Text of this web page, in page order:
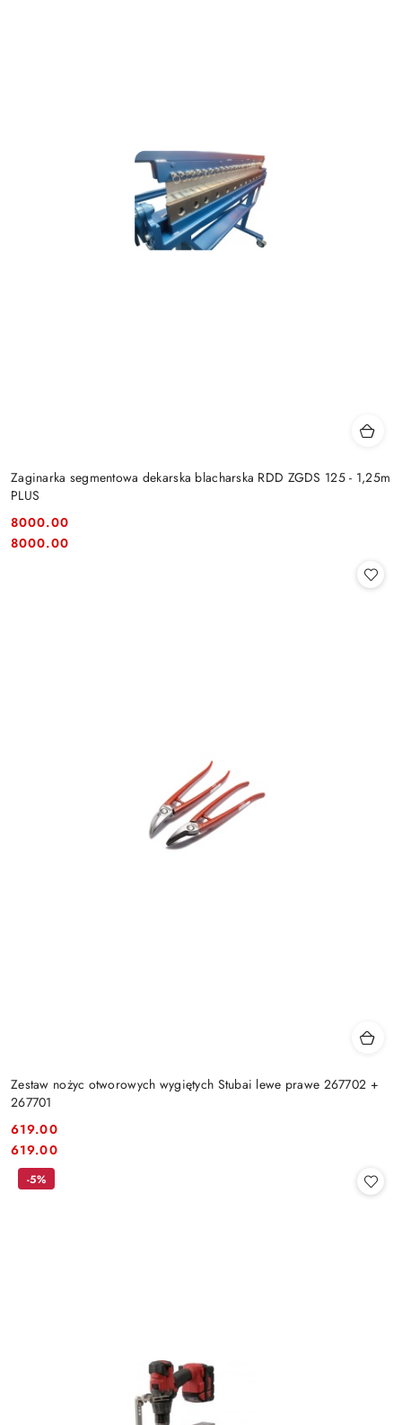
Zaginarka segmentowa dekarska blacharska RDD ZGDS 125 - 1,25m
PLUS
Cena:
8000.00
Cena:
8000.00
Zestaw nożyc otworowych wygiętych Stubai lewe prawe 267702 +
267701
Cena:
619.00
Cena:
619.00
-5%